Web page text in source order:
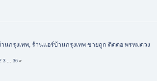
นกรุงเทพ, ร้านแอร์บ้านกรุงเทพ ขายถูก ติดต่อ พรหมดวง
3 36 »